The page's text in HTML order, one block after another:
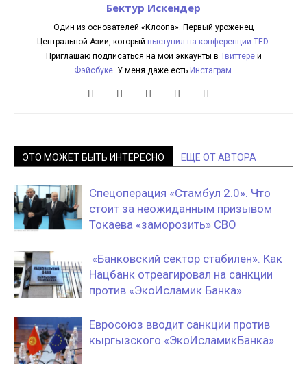
Бектур Искендер
Один из основателей «Клоопа». Первый уроженец
Центральной Азии, который выступил на конференции TED.
Приглашаю подписаться на мои эккаунты в Твиттереи
Фэйсбуке. У меня даже есть Инстаграм.
ЭТО МОЖЕТ БЫТЬ ИНТЕРЕСНО ЕЩЕ ОТ АВТОРА
Спецоперация «Стамбул 2.0». Что
стоит за неожиданным призывом
Токаева «заморозить» СВО
«Банковский сектор стабилен». Как
Нацбанк отреагировал на санкции
против «ЭкоИсламик Банка»
Евросоюз вводит санкции против
кыргызского «ЭкоИсламикБанка»